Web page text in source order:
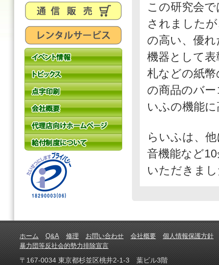
この研究会
されました
の高い、優
機器として
札などの紙
の商品のバ
いふの機能
らいふは、
音機能など
いただきま
ホーム Q&A 修理 お問い合わせ 会社概要
個人情報保護方針
暴力団等反社会的勢力排除宣言
〒167-0034 東京都杉並区桃井2-1-3 葉ビル3階